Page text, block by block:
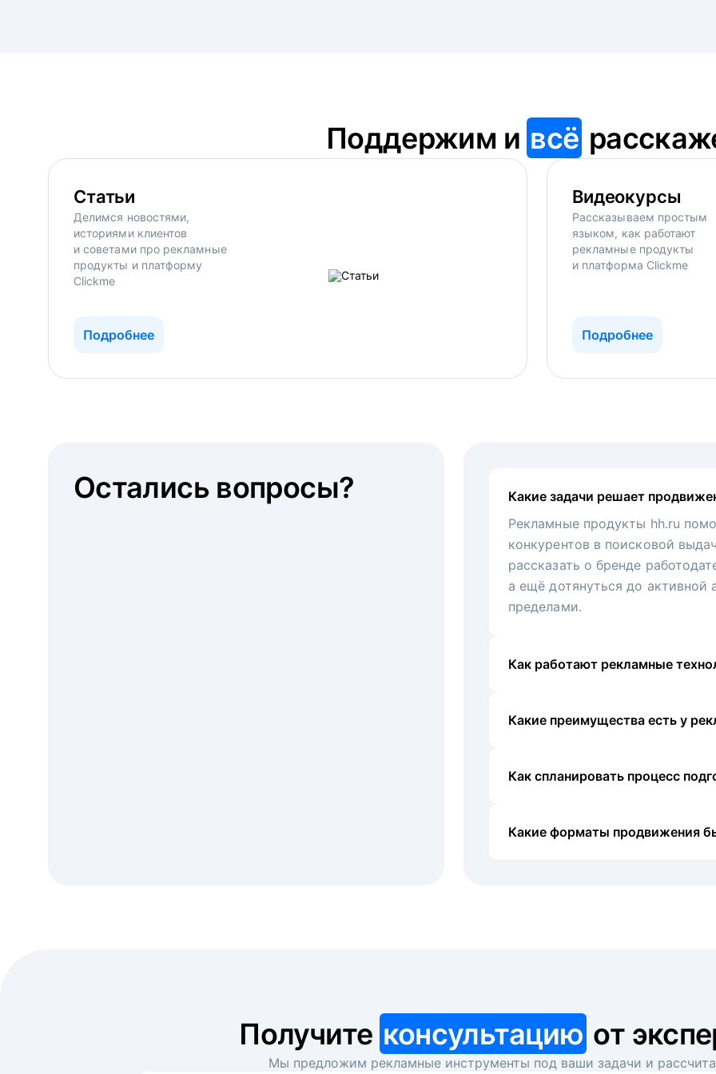
Поддержим и всё
Статьи
Делимся новостями,
историями клиентов
и советами про рекламные
продукты и платформу
Clickme
Подробнее
Видеокурсы
Рассказываем простым
языком, как работают
рекламные продукты
и платформа Clickme
Подробнее
Какие задачи решает
Рекламные продукты hh.ru
конкурентов в поисковой
рассказать о бренде
а ещё дотянуться до активной
пределами.
Как работают рекламные
Какие преимущества есть у
Как спланировать процесс
Какие форматы продвижения
Остались вопросы?
Получите консультацию от
Мы предложим рекламные инструменты под ваши задачи и